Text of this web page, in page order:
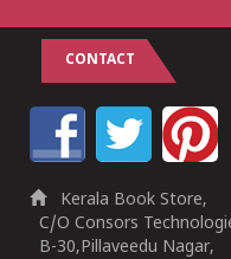
CONTACT
Kerala Book Store,
C/O Consors
B-30,Pillaveedu Nagar,